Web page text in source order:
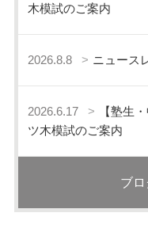
木模試のご案内
2026.8.8 ニュース
2026.6.17
【塾生
ツ木模試のご案内
ブ